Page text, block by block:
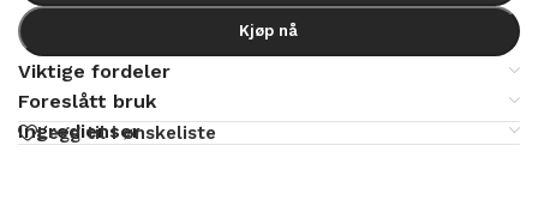
Kjøp nå
Viktige fordeler
Foreslått bruk
Ingredienser
Legg til i ønskeliste